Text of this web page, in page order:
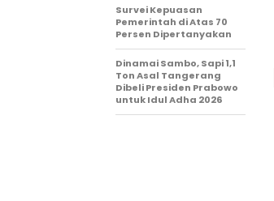
Survei Kepuasan
Pemerintah di Atas 70
Persen Dipertanyakan
Dinamai Sambo, Sapi 1,1
Ton Asal Tangerang
Dibeli Presiden Prabowo
untuk Idul Adha 2026